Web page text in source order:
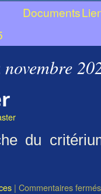
Documents
novembre
du
| Commentaires fermés